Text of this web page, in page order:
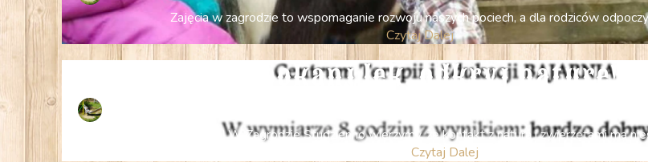
Zajęcia w zagrodzie to wspomaganie rozwoju naszych pociech, a dla rodziców
Czytaj Dalej
pokanj lęk, odkryj naturę!!
Pokonaj lęk, odkryj naturę! W Zagrodzie Studzienno wierzymy, że kontakt z naturą i zwierzętami ma
Czytaj Dalej